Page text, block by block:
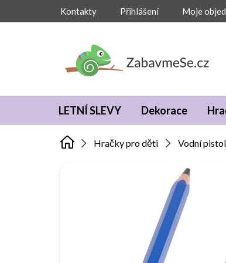
Kontakty Přihlášení Moje
LETNÍ SLEVY Dekorace
Hračky pro děti Vodní